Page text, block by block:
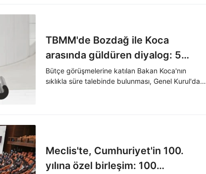
TBMM'de Bozdağ ile Koca
arasında güldüren diyalog: 5
dakikaya bitiyor
Bütçe görüşmelerine katılan Bakan Koca'nın
sıklıkla süre talebinde bulunması, Genel Kurul'daki
Meclis'te, Cumhuriyet'in 100.
yılına özel birleşim: 100